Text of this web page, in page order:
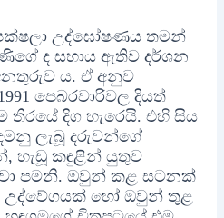
උද්ඝෝෂණය තමන්
ද සහාය ඇතිව දර්ශන
ය. ඒ අනුව
පෙබරවාරිවල දියත්
තිරයේ දිග හැරෙයි. එහි සිය
ලැබූ දරුවන්ගේ
හැඩූ කඳුළින් යුතුව
පමනි. ඔවුන් කළ සටනක්
හෝ ඔවුන් තුළ